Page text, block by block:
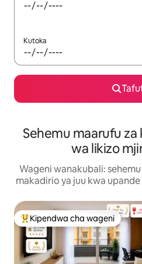
Kutoka
Sehemu maarufu
wa likizo
Wageni wanakubali:
makadirio ya juu kwa
Kipendwa maarufu cha wageni
Kipendwa cha wageni